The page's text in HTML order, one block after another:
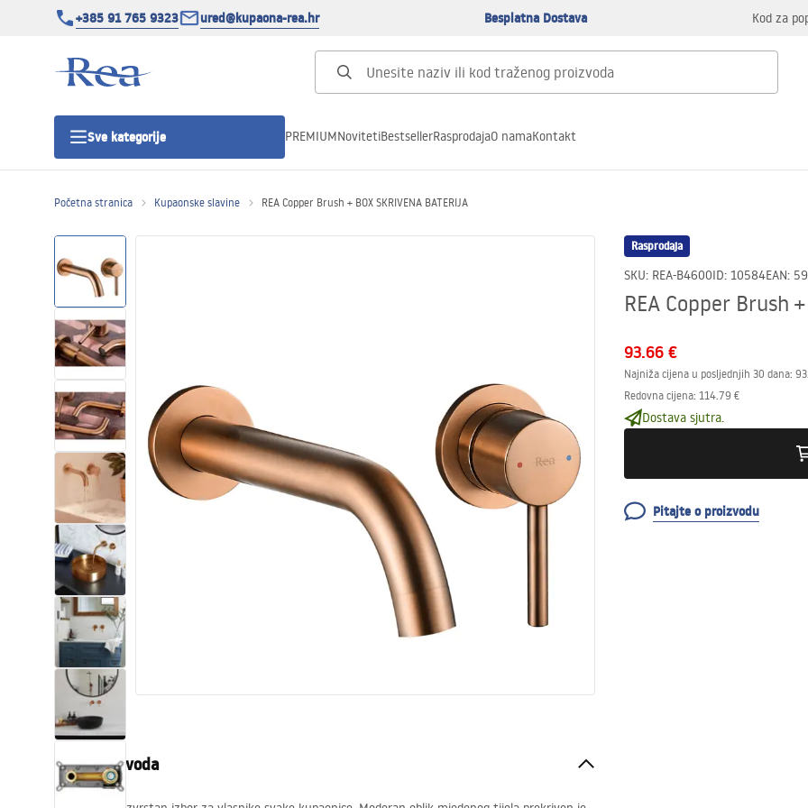
+385 91 765 9323 ured@kupaona-rea.hr Besplatna Dostava Kod za
Sve kategorije
Tuš vrata
Tuš kade
Linearni odvodi
Zahodi, toaleti
Umivaonici
Kade i paravani
Miješalice, pipe, slavine
Tuševi
Kitchen
Kupaonski pribor
PREMIUMNovitetiBestsellerRasprodajaO namaKontakt
Početna stranica Kupaonske slavine REA Copper Brush + BOX SKRIVENA BATERIJA
Rasprodaja
SKU: REA-B4600ID: 10584EAN:
REA Copper Brush +
93.66 €
Najniža cijena u posljednjih 30 dana:
Redovna cijena: 114.79 €
Dostava sjutra.
Pitajte o proizvodu
Opis proizvoda